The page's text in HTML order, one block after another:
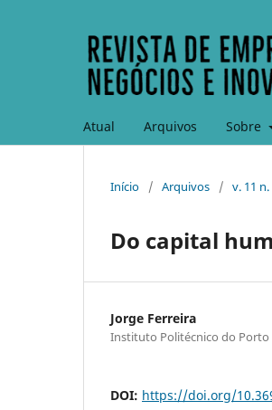
Atual Arquivos Sobre
Início / Arquivos / v. 11
Do capital
Jorge Ferreira
Instituto Politécnico do Porto
DOI: https://doi.org/